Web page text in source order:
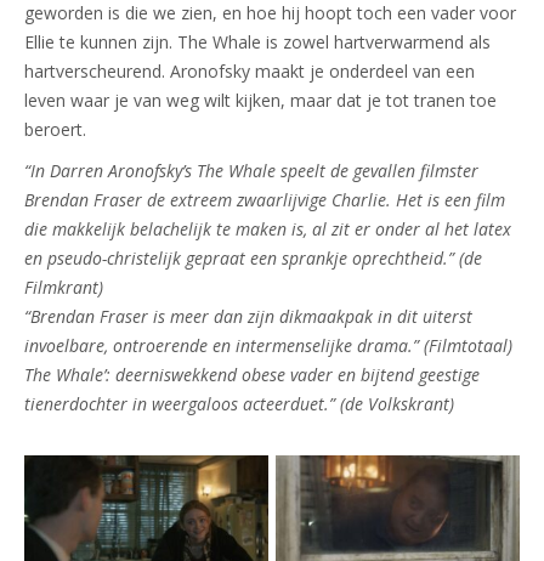
geworden is die we zien, en hoe hij hoopt toch een vader voor
Ellie te kunnen zijn. The Whale is zowel hartverwarmend als
hartverscheurend. Aronofsky maakt je onderdeel van een
leven waar je van weg wilt kijken, maar dat je tot tranen toe
beroert.
“In Darren Aronofsky’s The Whale speelt de gevallen filmster
Brendan Fraser de extreem zwaarlijvige Charlie. Het is een film
die makkelijk belachelijk te maken is, al zit er onder al het latex
en pseudo-christelijk gepraat een sprankje oprechtheid.” (de
Filmkrant)
“Brendan Fraser is meer dan zijn dikmaakpak in dit uiterst
invoelbare, ontroerende en intermenselijke drama.” (Filmtotaal)
The Whale’: deerniswekkend obese vader en bijtend geestige
tienerdochter in weergaloos acteerduet.” (de Volkskrant)